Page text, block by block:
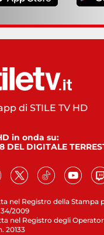
nel Registro della Stampa
2009
nel Registro degli
20133
di STILE TV HD
in onda su:
DEL DIGITALE